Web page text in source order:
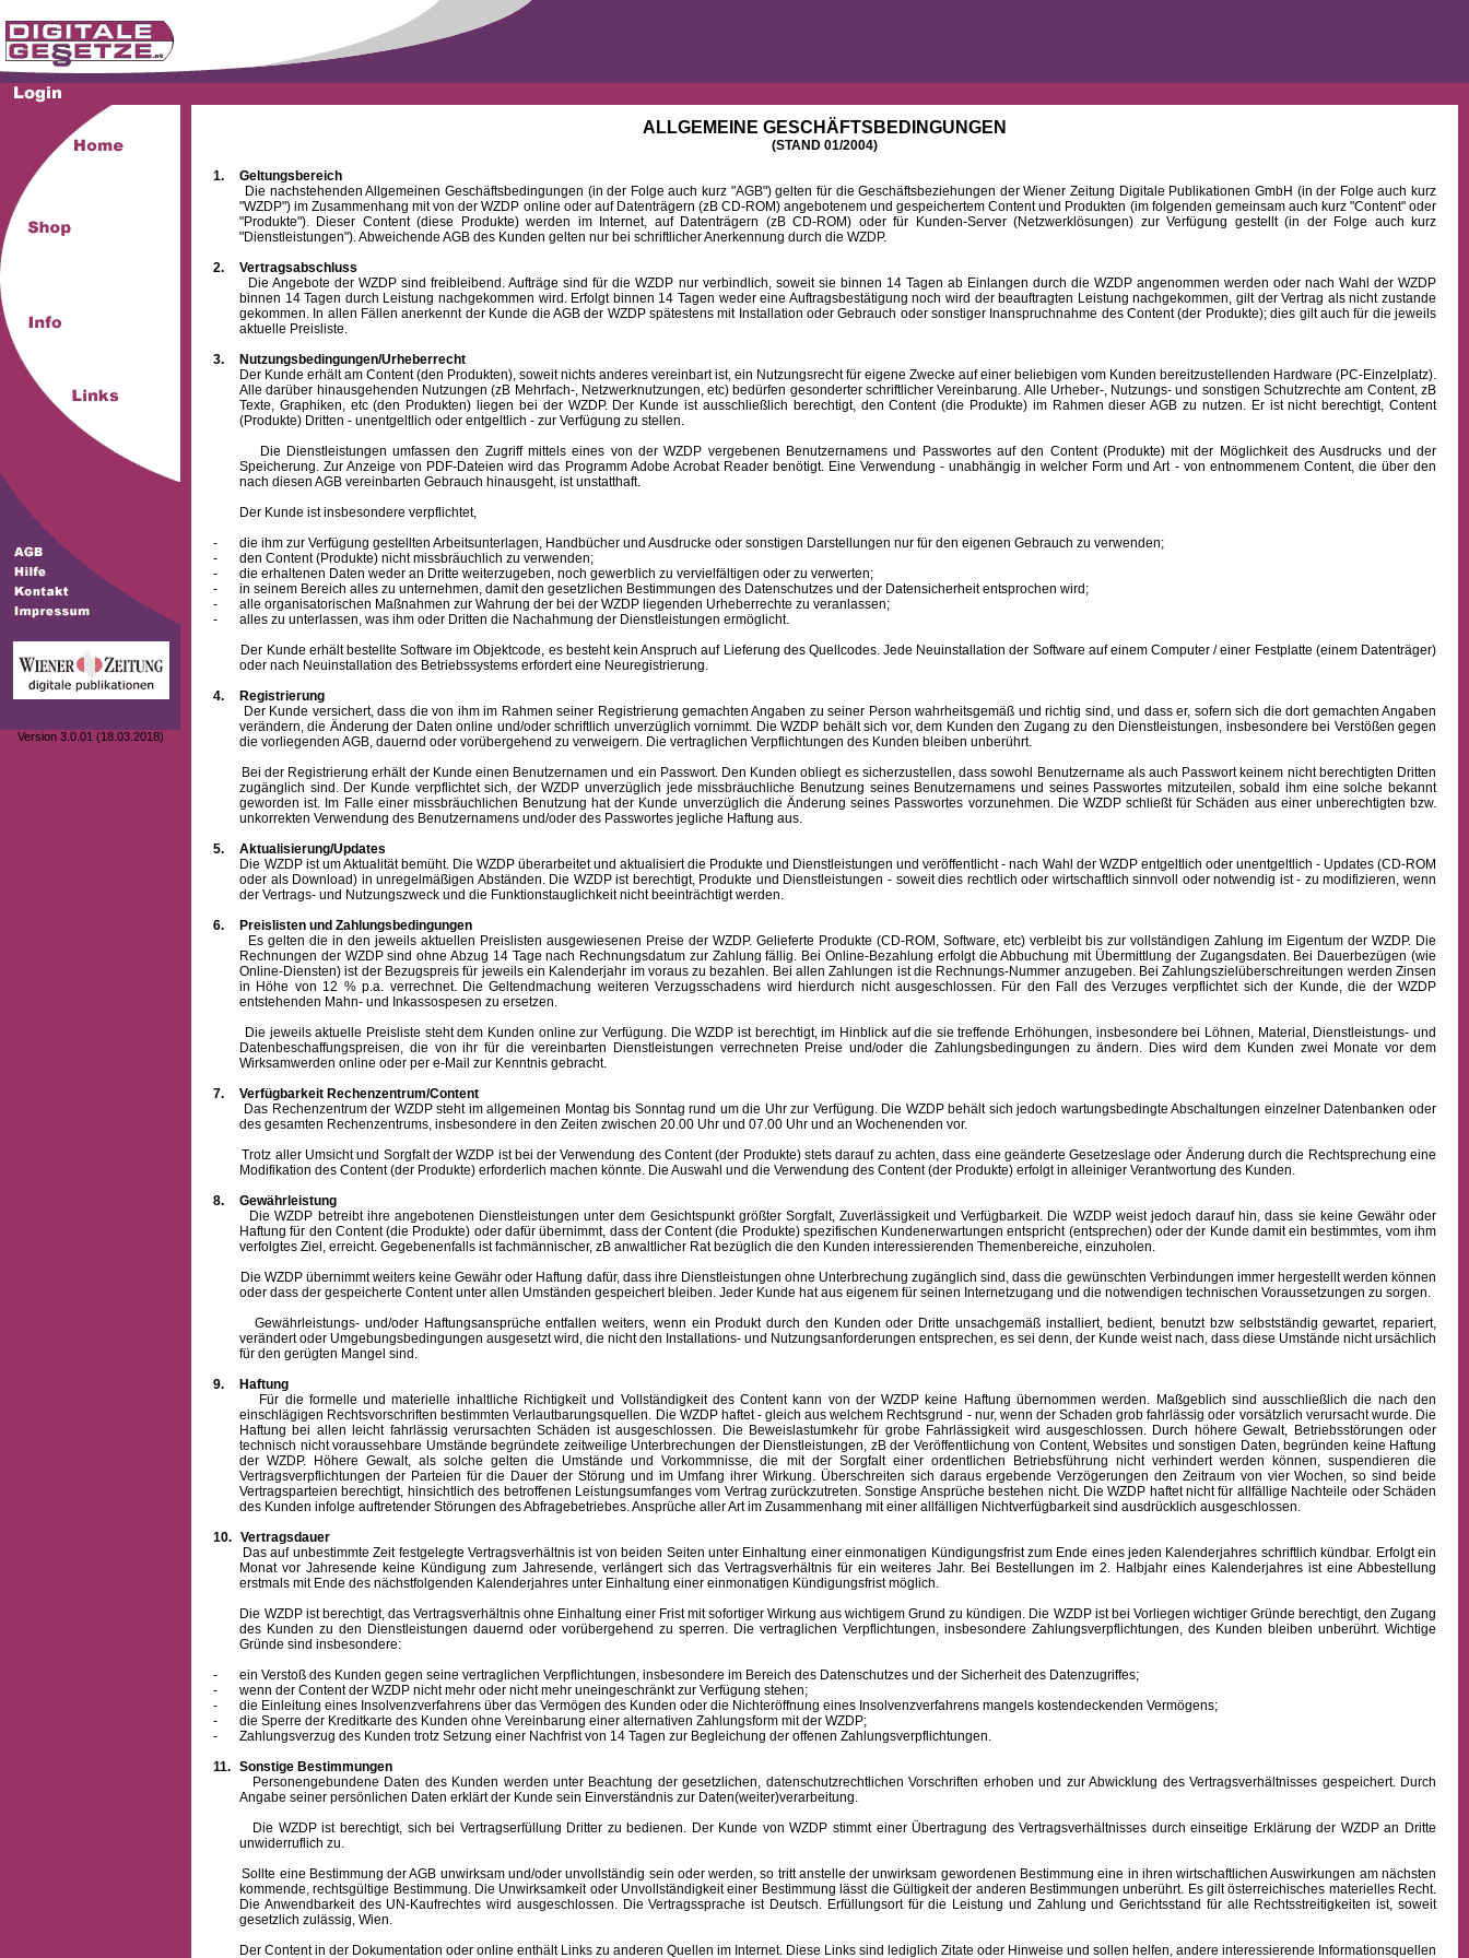
Version 3.0.01 (18.03.2018)
ALLGEMEINE GESCHÄFTSBEDINGUNGEN
(STAND 01/2004)
1.
Geltungsbereich
Die nachstehenden Allgemeinen Geschäftsbedingungen (in der Folge auch kurz "AGB") gelten für die Geschäftsbeziehungen der Wiener Zeitung Digitale Publikationen GmbH (in der Folge auch kurz
"WZDP") im Zusammenhang mit von der WZDP online oder auf Datenträgern (zB CD-ROM) angebotenem und gespeichertem Content und Produkten (im folgenden gemeinsam auch kurz "Content" oder
"Produkte"). Dieser Content (diese Produkte) werden im Internet, auf Datenträgern (zB CD-ROM) oder für Kunden-Server (Netzwerklösungen) zur Verfügung gestellt (in der Folge auch kurz
"Dienstleistungen"). Abweichende AGB des Kunden gelten nur bei schriftlicher Anerkennung durch die WZDP.
2.
Vertragsabschluss
Die Angebote der WZDP sind freibleibend. Aufträge sind für die WZDP nur verbindlich, soweit sie binnen 14 Tagen ab Einlangen durch die WZDP angenommen werden oder nach Wahl der WZDP
binnen 14 Tagen durch Leistung nachgekommen wird. Erfolgt binnen 14 Tagen weder eine Auftragsbestätigung noch wird der beauftragten Leistung nachgekommen, gilt der Vertrag als nicht zustande
gekommen. In allen Fällen anerkennt der Kunde die AGB der WZDP spätestens mit Installation oder Gebrauch oder sonstiger Inanspruchnahme des Content (der Produkte); dies gilt auch für die jeweils
aktuelle Preisliste.
3.
Nutzungsbedingungen/Urheberrecht
Der Kunde erhält am Content (den Produkten), soweit nichts anderes vereinbart ist, ein Nutzungsrecht für eigene Zwecke auf einer beliebigen vom Kunden bereitzustellenden Hardware (PC-Einzelplatz).
Alle darüber hinausgehenden Nutzungen (zB Mehrfach-, Netzwerknutzungen, etc) bedürfen gesonderter schriftlicher Vereinbarung. Alle Urheber-, Nutzungs- und sonstigen Schutzrechte am Content, zB
Texte, Graphiken, etc (den Produkten) liegen bei der WZDP. Der Kunde ist ausschließlich berechtigt, den Content (die Produkte) im Rahmen dieser AGB zu nutzen. Er ist nicht berechtigt, Content
(Produkte) Dritten - unentgeltlich oder entgeltlich - zur Verfügung zu stellen.
Die Dienstleistungen umfassen den Zugriff mittels eines von der WZDP vergebenen Benutzernamens und Passwortes auf den Content (Produkte) mit der Möglichkeit des Ausdrucks und der
Speicherung. Zur Anzeige von PDF-Dateien wird das Programm Adobe Acrobat Reader benötigt. Eine Verwendung - unabhängig in welcher Form und Art - von entnommenem Content, die über den
nach diesen AGB vereinbarten Gebrauch hinausgeht, ist unstatthaft.
Der Kunde ist insbesondere verpflichtet,
-
die ihm zur Verfügung gestellten Arbeitsunterlagen, Handbücher und Ausdrucke oder sonstigen Darstellungen nur für den eigenen Gebrauch zu verwenden;
-
den Content (Produkte) nicht missbräuchlich zu verwenden;
-
die erhaltenen Daten weder an Dritte weiterzugeben, noch gewerblich zu vervielfältigen oder zu verwerten;
-
in seinem Bereich alles zu unternehmen, damit den gesetzlichen Bestimmungen des Datenschutzes und der Datensicherheit entsprochen wird;
-
alle organisatorischen Maßnahmen zur Wahrung der bei der WZDP liegenden Urheberrechte zu veranlassen;
-
alles zu unterlassen, was ihm oder Dritten die Nachahmung der Dienstleistungen ermöglicht.
Der Kunde erhält bestellte Software im Objektcode, es besteht kein Anspruch auf Lieferung des Quellcodes. Jede Neuinstallation der Software auf einem Computer / einer Festplatte (einem Datenträger)
oder nach Neuinstallation des Betriebssystems erfordert eine Neuregistrierung.
4.
Registrierung
Der Kunde versichert, dass die von ihm im Rahmen seiner Registrierung gemachten Angaben zu seiner Person wahrheitsgemäß und richtig sind, und dass er, sofern sich die dort gemachten Angaben
verändern, die Änderung der Daten online und/oder schriftlich unverzüglich vornimmt. Die WZDP behält sich vor, dem Kunden den Zugang zu den Dienstleistungen, insbesondere bei Verstößen gegen
die vorliegenden AGB, dauernd oder vorübergehend zu verweigern. Die vertraglichen Verpflichtungen des Kunden bleiben unberührt.
Bei der Registrierung erhält der Kunde einen Benutzernamenund ein Passwort. Den Kunden obliegt es sicherzustellen, dass sowohl Benutzername als auch Passwort keinem nicht berechtigten Dritten
zugänglich sind. Der Kunde verpflichtet sich, der WZDP unverzüglich jede missbräuchliche Benutzung seines Benutzernamens und seines Passwortes mitzuteilen, sobald ihm eine solche bekannt
geworden ist. Im Falle einer missbräuchlichen Benutzung hat der Kunde unverzüglich die Änderung seines Passwortes vorzunehmen. Die WZDP schließt für Schäden aus einer unberechtigten bzw.
unkorrekten Verwendung des Benutzernamens und/oder des Passwortes jegliche Haftung aus.
5.
Aktualisierung/Updates
Die WZDP ist um Aktualität bemüht. Die WZDP überarbeitet und aktualisiert die Produkte und Dienstleistungen und veröffentlicht - nach Wahl der WZDP entgeltlich oder unentgeltlich - Updates (CD-ROM
oder als Download) in unregelmäßigen Abständen. Die WZDP ist berechtigt, Produkte und Dienstleistungen - soweit dies rechtlich oder wirtschaftlich sinnvoll oder notwendig ist - zu modifizieren, wenn
der Vertrags- und Nutzungszweck und die Funktionstauglichkeit nicht beeinträchtigt werden.
6.
Preislisten und Zahlungsbedingungen
Es gelten die in den jeweils aktuellen Preislisten ausgewiesenen Preise der WZDP. Gelieferte Produkte (CD-ROM, Software, etc) verbleibt bis zur vollständigen Zahlung im Eigentum der WZDP. Die
Rechnungen der WZDP sind ohne Abzug 14 Tage nach Rechnungsdatum zur Zahlung fällig. Bei Online-Bezahlung erfolgt die Abbuchung mit Übermittlung der Zugangsdaten. Bei Dauerbezügen (wie
Online-Diensten) ist der Bezugspreis für jeweils ein Kalenderjahr im voraus zu bezahlen. Bei allen Zahlungen ist die Rechnungs-Nummer anzugeben. Bei Zahlungszielüberschreitungen werden Zinsen
in Höhe von 12 % p.a. verrechnet. Die Geltendmachung weiteren Verzugsschadens wird hierdurch nicht ausgeschlossen. Für den Fall des Verzuges verpflichtet sich der Kunde, die der WZDP
entstehenden Mahn- und Inkassospesen zu ersetzen.
Die jeweils aktuelle Preisliste steht dem Kunden online zur Verfügung. Die WZDP ist berechtigt, im Hinblick auf die sie treffende Erhöhungen, insbesondere bei Löhnen, Material, Dienstleistungs- und
Datenbeschaffungspreisen, die von ihr für die vereinbarten Dienstleistungen verrechneten Preise und/oder die Zahlungsbedingungen zu ändern. Dies wird dem Kunden zwei Monate vor dem
Wirksamwerden online oder per e-Mail zur Kenntnis gebracht.
7.
Verfügbarkeit Rechenzentrum/Content
Das Rechenzentrum der WZDP steht im allgemeinen Montag bis Sonntag rund um die Uhr zur Verfügung. Die WZDP behält sich jedoch wartungsbedingte Abschaltungen einzelner Datenbanken oder
des gesamten Rechenzentrums, insbesondere in den Zeiten zwischen 20.00 Uhr und 07.00 Uhr und an Wochenenden vor.
Trotz aller Umsicht und Sorgfalt der WZDP ist bei der Verwendung des Content (der Produkte) stets darauf zu achten, dass eine geänderte Gesetzeslage oder Änderung durch die Rechtsprechung eine
Modifikation des Content (der Produkte) erforderlich machen könnte. Die Auswahl und die Verwendung des Content (der Produkte) erfolgt in alleiniger Verantwortung des Kunden.
8.
Gewährleistung
Die WZDP betreibt ihre angebotenen Dienstleistungen unter dem Gesichtspunkt größter Sorgfalt, Zuverlässigkeit und Verfügbarkeit. Die WZDP weist jedoch darauf hin, dass sie keine Gewähr oder
Haftung für den Content (die Produkte) oder dafür übernimmt, dass der Content (die Produkte) spezifischen Kundenerwartungen entspricht (entsprechen) oder der Kunde damit ein bestimmtes, vom ihm
verfolgtes Ziel, erreicht. Gegebenenfalls ist fachmännischer, zB anwaltlicher Rat bezüglich die den Kunden interessierenden Themenbereiche, einzuholen.
Die WZDP übernimmt weiters keine Gewähr oder Haftung dafür, dass ihre Dienstleistungen ohne Unterbrechung zugänglich sind, dass die gewünschten Verbindungen immer hergestellt werden können
oder dass der gespeicherte Content unter allen Umständen gespeichert bleiben. Jeder Kunde hat aus eigenem für seinen Internetzugang und die notwendigen technischen Voraussetzungen zu sorgen.
Gewährleistungs- und/oder Haftungsansprüche entfallen weiters, wenn ein Produkt durch den Kunden oder Dritte unsachgemäß installiert, bedient, benutzt bzw selbstständig gewartet, repariert,
verändert oder Umgebungsbedingungen ausgesetzt wird, die nicht den Installations- und Nutzungsanforderungen entsprechen, es sei denn, der Kunde weist nach, dass diese Umstände nicht ursächlich
für den gerügten Mangel sind.
9.
Haftung
Für die formelle und materielle inhaltliche Richtigkeit und Vollständigkeit des Content kann von der WZDP keine Haftung übernommen werden. Maßgeblich sind ausschließlich die nach den
einschlägigen Rechtsvorschriften bestimmten Verlautbarungsquellen. Die WZDP haftet - gleich aus welchem Rechtsgrund - nur, wenn der Schaden grob fahrlässig oder vorsätzlich verursacht wurde. Die
Haftung bei allen leicht fahrlässig verursachten Schäden ist ausgeschlossen. Die Beweislastumkehr für grobe Fahrlässigkeit wird ausgeschlossen. Durch höhere Gewalt, Betriebsstörungen oder
technisch nicht voraussehbare Umstände begründete zeitweilige Unterbrechungen der Dienstleistungen, zB der Veröffentlichung von Content, Websites und sonstigen Daten, begründen keine Haftung
der WZDP. Höhere Gewalt, als solche gelten die Umstände und Vorkommnisse, die mit der Sorgfalt einer ordentlichen Betriebsführung nicht verhindert werden können, suspendieren die
Vertragsverpflichtungen der Parteien für die Dauer der Störung und im Umfang ihrer Wirkung. Überschreiten sich daraus ergebende Verzögerungen den Zeitraum von vier Wochen, so sind beide
Vertragsparteien berechtigt, hinsichtlich des betroffenen Leistungsumfanges vom Vertrag zurückzutreten. Sonstige Ansprüche bestehen nicht. Die WZDP haftet nicht für allfällige Nachteile oder Schäden
des Kunden infolge auftretender Störungen des Abfragebetriebes. Ansprüche aller Art im Zusammenhang mit einer allfälligen Nichtverfügbarkeit sind ausdrücklich ausgeschlossen.
10. Vertragsdauer
Das auf unbestimmte Zeit festgelegte Vertragsverhältnis ist von beiden Seiten unter Einhaltung einer einmonatigen Kündigungsfrist zum Ende eines jeden Kalenderjahres schriftlich kündbar. Erfolgt ein
Monat vor Jahresende keine Kündigung zum Jahresende, verlängert sich das Vertragsverhältnis für ein weiteres Jahr. Bei Bestellungen im 2. Halbjahr eines Kalenderjahres ist eine Abbestellung
erstmals mit Ende des nächstfolgenden Kalenderjahres unter Einhaltung einer einmonatigen Kündigungsfrist möglich.
Die WZDP ist berechtigt, das Vertragsverhältnis ohne Einhaltung einer Frist mit sofortiger Wirkung aus wichtigem Grund zu kündigen. Die WZDP ist bei Vorliegen wichtiger Gründe berechtigt, den Zugang
des Kunden zu den Dienstleistungen dauernd oder vorübergehend zu sperren. Die vertraglichen Verpflichtungen, insbesondere Zahlungsverpflichtungen, des Kunden bleiben unberührt. Wichtige
Gründe sind insbesondere:
-
ein Verstoß des Kunden gegen seine vertraglichen Verpflichtungen, insbesondere im Bereich des Datenschutzes und der Sicherheit des Datenzugriffes;
-
wenn der Content der WZDP nicht mehr oder nicht mehr uneingeschränkt zur Verfügung stehen;
-
die Einleitung eines Insolvenzverfahrens über das Vermögen des Kunden oder die Nichteröffnung eines Insolvenzverfahrens mangels kostendeckenden Vermögens;
-
die Sperre der Kreditkarte des Kunden ohne Vereinbarung einer alternativen Zahlungsform mit der WZDP;
-
Zahlungsverzug des Kunden trotz Setzung einer Nachfrist von 14 Tagen zur Begleichung der offenen Zahlungsverpflichtungen.
11. Sonstige Bestimmungen
Personengebundene Daten des Kunden werden unter Beachtung der gesetzlichen, datenschutzrechtlichen Vorschriften erhoben und zur Abwicklung des Vertragsverhältnisses gespeichert. Durch
Angabe seiner persönlichen Daten erklärt der Kunde sein Einverständnis zur Daten(weiter)verarbeitung.
Die WZDP ist berechtigt, sich bei Vertragserfüllung Dritter zu bedienen. Der Kunde von WZDP stimmt einer Übertragung des Vertragsverhältnisses durch einseitige Erklärung der WZDP an Dritte
unwiderruflich zu.
Sollte eine Bestimmung der AGB unwirksam und/oder unvollständig sein oder werden, so tritt anstelle der unwirksam gewordenen Bestimmung eine in ihren wirtschaftlichen Auswirkungen am nächsten
kommende, rechtsgültige Bestimmung. Die Unwirksamkeit oder Unvollständigkeit einer Bestimmung lässt die Gültigkeit der anderen Bestimmungen unberührt. Es gilt österreichisches materielles Recht.
Die Anwendbarkeit des UN-Kaufrechtes wird ausgeschlossen. Die Vertragssprache ist Deutsch. Erfüllungsort für die Leistung und Zahlungund Gerichtsstand für alle Rechtsstreitigkeiten ist, soweit
gesetzlich zulässig, Wien.
Der Content in der Dokumentation oder online enthält Links zu anderen Quellen im Internet. Diese Links sind lediglich Zitate oder Hinweise und sollen helfen, andere interessierende Informationsquellen